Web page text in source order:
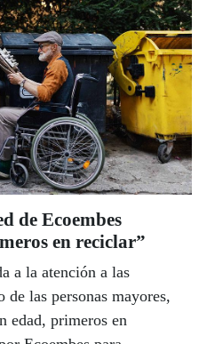
de Ecoembes
en reciclar”
a la atención a las
las personas mayores,
edad, primeros en